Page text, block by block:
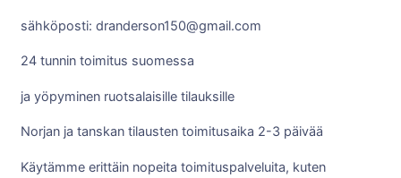
sähköposti: dranderson150@gmail.com
24 tunnin toimitus suomessa
ja yöpyminen ruotsalaisille tilauksille
Norjan ja tanskan tilausten toimitusaika 2-3 päivää
Käytämme erittäin nopeita toimituspalveluita, kuten